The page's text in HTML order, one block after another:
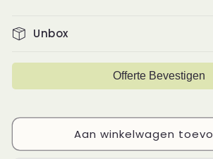
Unbox
Offerte Bevestigen
Aan winkelwagen